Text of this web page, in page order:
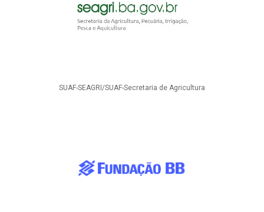
SUAF-SEAGRI/SUAF-Secretaria de Agricultura